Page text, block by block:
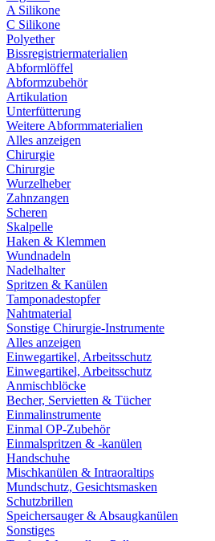
A Silikone
C Silikone
Polyether
Bissregistriermaterialien
Abformlöffel
Abformzubehör
Artikulation
Unterfütterung
Weitere Abformmaterialien
Alles anzeigen
Chirurgie
Chirurgie
Wurzelheber
Zahnzangen
Scheren
Skalpelle
Haken & Klemmen
Wundnadeln
Nadelhalter
Spritzen & Kanülen
Tamponadestopfer
Nahtmaterial
Sonstige Chirurgie-Instrumente
Alles anzeigen
Einwegartikel, Arbeitsschutz
Einwegartikel, Arbeitsschutz
Anmischblöcke
Becher, Servietten & Tücher
Einmalinstrumente
Einmal OP-Zubehör
Einmalspritzen & -kanülen
Handschuhe
Mischkanülen & Intraoraltips
Mundschutz, Gesichtsmasken
Schutzbrillen
Speichersauger & Absaugkanülen
Sonstiges